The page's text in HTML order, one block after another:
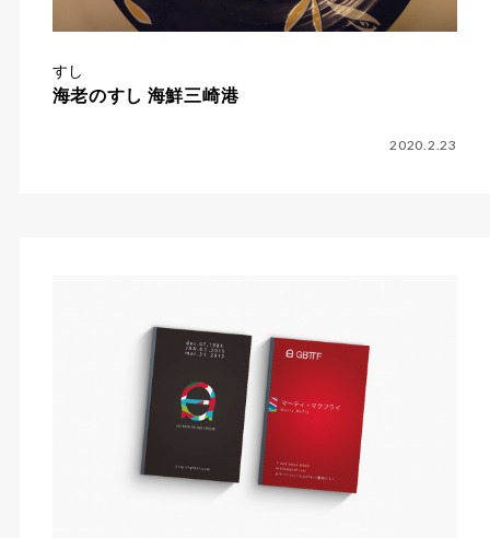
すし
海老のすし 海鮮三崎港
2020.2.23